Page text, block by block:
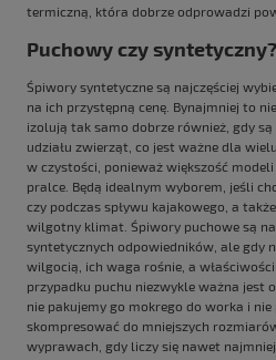
termiczną, która dobrze odprowadzi
Puchowy czy syntetyczny?
Śpiwory syntetyczne są najczęściej
na ich przystępną cenę. Bynajmniej to
izolują tak samo dobrze również, gdy
udziału zwierząt, co jest ważne dla
w czystości, ponieważ większość
pralce. Będą idealnym wyborem, jeśli
czy podczas spływu kajakowego, a
wilgotny klimat. Śpiwory puchowe są
syntetycznych odpowiedników, ale gdy
wilgocią, ich waga rośnie, a
przypadku puchu niezwykle ważna jest
nie pakujemy go mokrego do worka i
skompresować do mniejszych
wyprawach, gdy liczy się nawet